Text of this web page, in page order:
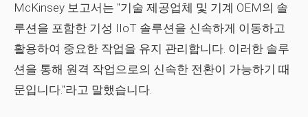
McKinsey 보고서는 "기술 제공업체 및 기계 OEM의 솔
루션을 포함한 기성 IIoT 솔루션을 신속하게 이동하고
활용하여 중요한 작업을 유지 관리합니다. 이러한 솔루
션을 통해 원격 작업으로의 신속한 전환이 가능하기 때
문입니다."라고 말했습니다.